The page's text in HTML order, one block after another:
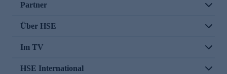
Partner
Über HSE
Im TV
HSE International